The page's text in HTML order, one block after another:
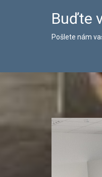
Buďte
Pošlete nám